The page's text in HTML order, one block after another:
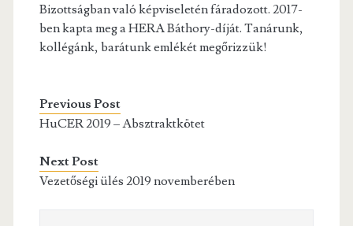
Bizottságban való képviseletén fáradozott. 2017-
ben kapta meg a HERA Báthory-díját. Tanárunk,
kollégánk, barátunk emlékét megőrizzük!
Previous Post
HuCER 2019 – Absztraktkötet
Next Post
Vezetőségi ülés 2019 novemberében